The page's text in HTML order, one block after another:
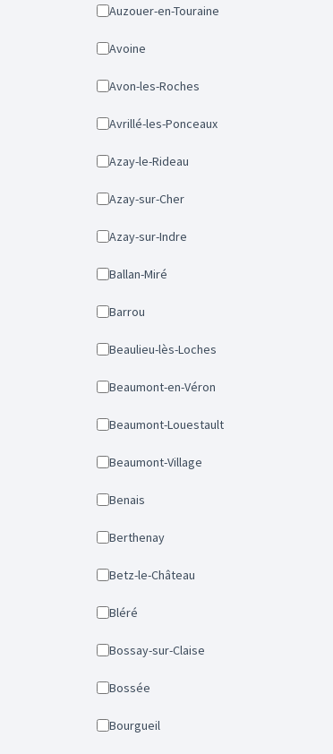
Auzouer-en-Touraine
Avoine
Avon-les-Roches
Avrillé-les-Ponceaux
Azay-le-Rideau
Azay-sur-Cher
Azay-sur-Indre
Ballan-Miré
Barrou
Beaulieu-lès-Loches
Beaumont-en-Véron
Beaumont-Louestault
Beaumont-Village
Benais
Berthenay
Betz-le-Château
Bléré
Bossay-sur-Claise
Bossée
Bourgueil